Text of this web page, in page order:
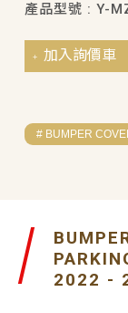
產品型號 : Y-
加入詢價車
# BUMPER
2022 -